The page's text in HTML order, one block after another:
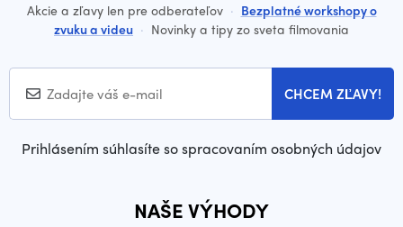
Akcie a zľavy len pre odberateľov · Bezplatné workshopy o
zvuku a videu · Novinky a tipy zo sveta filmovania
CHCEM ZĽAVY!
Prihlásením súhlasíte so spracovaním osobných údajov
NAŠE VÝHODY